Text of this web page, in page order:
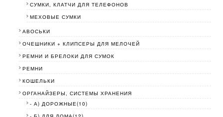
СУМКИ, КЛАТЧИ ДЛЯ ТЕЛЕФОНОВ
МЕХОВЫЕ СУМКИ
АВОСЬКИ
ОЧЕШНИКИ + КЛИПСЕРЫ ДЛЯ МЕЛОЧЕЙ
РЕМНИ И БРЕЛОКИ ДЛЯ СУМОК
РЕМНИ
КОШЕЛЬКИ
ОРГАНАЙЗЕРЫ, СИСТЕМЫ ХРАНЕНИЯ
- А) ДОРОЖНЫЕ(10)